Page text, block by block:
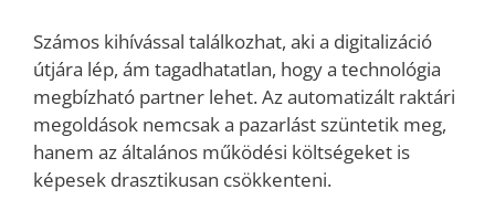
Számos kihívással találkozhat, aki a digitalizáció
útjára lép, ám tagadhatatlan, hogy a technológia
megbízható partner lehet. Az automatizált raktári
megoldások nemcsak a pazarlást szüntetik meg,
hanem az általános működési költségeket is
képesek drasztikusan csökkenteni.